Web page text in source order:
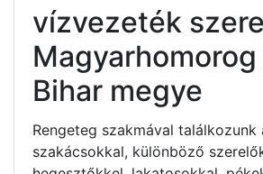
vízvezeték
Bihar megye
Rengeteg szakmával találkozunk
szakácsokkal, különböző